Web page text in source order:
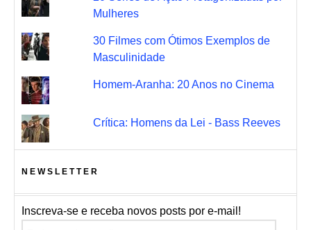
Mulheres
30 Filmes com Ótimos Exemplos de
Masculinidade
Homem-Aranha: 20 Anos no Cinema
Crítica: Homens da Lei - Bass Reeves
NEWSLETTER
Inscreva-se e receba novos posts por e-mail!